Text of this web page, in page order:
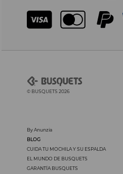
© BUSQUETS 2026
By Anunzia
BLOG
CUIDA TU MOCHILA Y SU ESPALDA
EL MUNDO DE BUSQUETS
GARANTÍA BUSQUETS